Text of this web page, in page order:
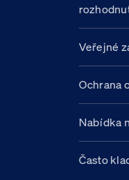
Veřejné
Ochrana
Nabídka
Často